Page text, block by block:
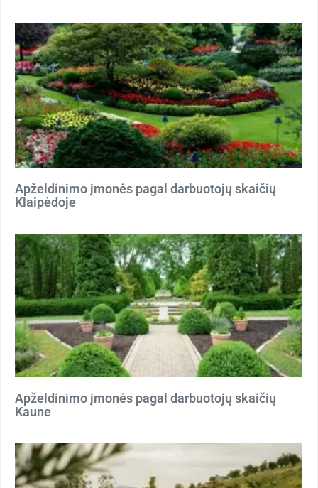
Apželdinimo įmonės pagal darbuotojų skaičių
Klaipėdoje
Apželdinimo įmonės pagal darbuotojų skaičių
Kaune